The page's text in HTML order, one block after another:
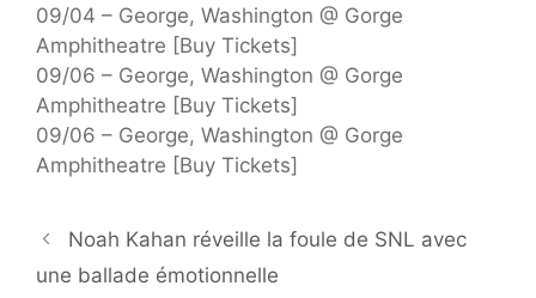
09/04 – George, Washington @ Gorge
Amphitheatre [Buy Tickets]
09/06 – George, Washington @ Gorge
Amphitheatre [Buy Tickets]
09/06 – George, Washington @ Gorge
Amphitheatre [Buy Tickets]
Noah Kahan réveille la foule de SNL avec
une ballade émotionnelle